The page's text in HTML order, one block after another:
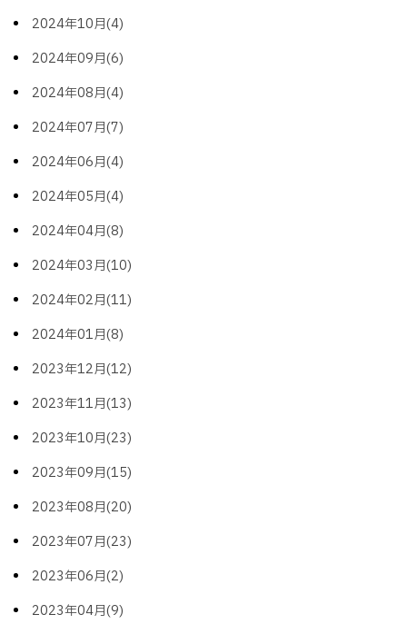
2024年10月(4)
2024年09月(6)
2024年08月(4)
2024年07月(7)
2024年06月(4)
2024年05月(4)
2024年04月(8)
2024年03月(10)
2024年02月(11)
2024年01月(8)
2023年12月(12)
2023年11月(13)
2023年10月(23)
2023年09月(15)
2023年08月(20)
2023年07月(23)
2023年06月(2)
2023年04月(9)